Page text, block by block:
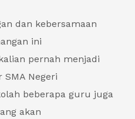
dan kebersamaan
ini
pernah menjadi
Negeri
beberapa guru juga
akan